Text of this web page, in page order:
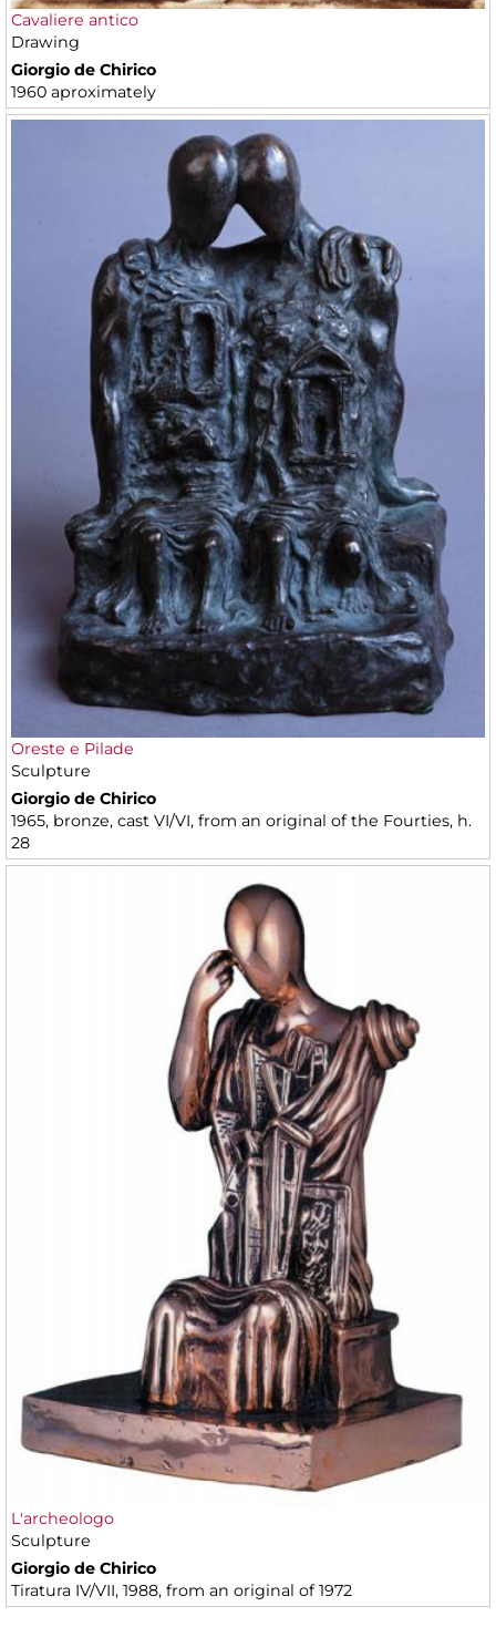
Cavaliere antico
Drawing
Giorgio de Chirico
1960 aproximately
Oreste e Pilade
Sculpture
Giorgio de Chirico
1965, bronze, cast VI/VI, from an original of the Fourties, h.
28
L'archeologo
Sculpture
Giorgio de Chirico
Tiratura IV/VII, 1988, from an original of 1972